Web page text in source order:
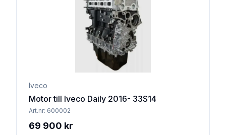
Iveco
Motor till Iveco Daily 2016- 33S14
Art.nr: 600002
69 900 kr